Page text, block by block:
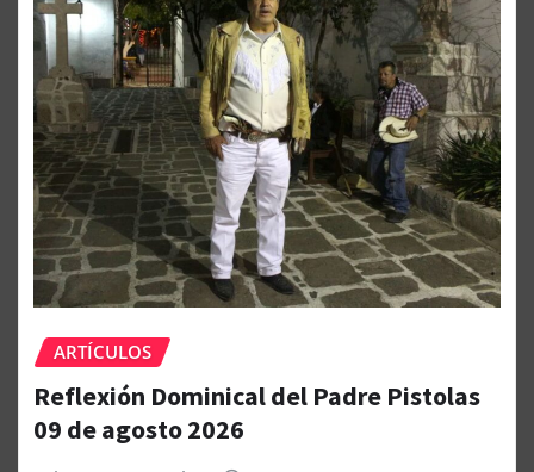
ARTÍCULOS
Reflexión Dominical del Padre Pistolas
09 de agosto 2026